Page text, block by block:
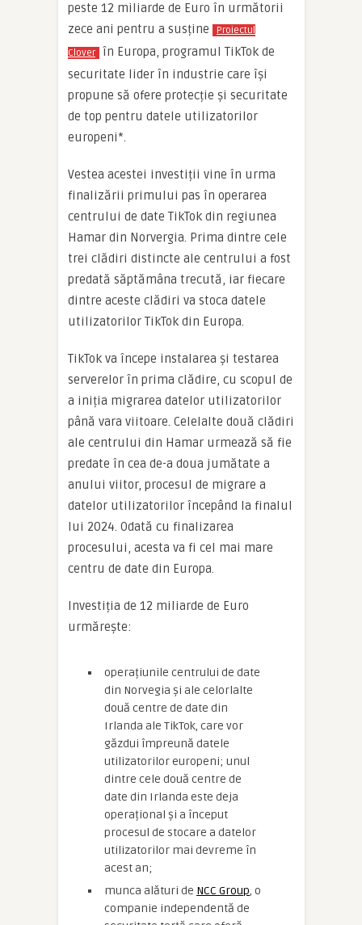
peste 12 miliarde de Euro în următorii
zece ani pentru a susține
Proiectul
Clover în Europa, programul TikTok de
securitate lider în industrie care își
propune să ofere protecție și securitate
de top pentru datele utilizatorilor
europeni*.
Vestea acestei investiții vine în urma
finalizării primului pas în operarea
centrului de date TikTok din regiunea
Hamar din Norvergia. Prima dintre cele
trei clădiri distincte ale centrului a fost
predată săptămâna trecută, iar fiecare
dintre aceste clădiri va stoca datele
utilizatorilor TikTok din Europa.
TikTok va începe instalarea și testarea
serverelor în prima clădire, cu scopul de
a iniția migrarea datelor utilizatorilor
până vara viitoare. Celelalte două clădiri
ale centrului din Hamar urmează să fie
predate în cea de-a doua jumătate a
anului viitor, procesul de migrare a
datelor utilizatorilor începând la finalul
lui 2024. Odată cu finalizarea
procesului, acesta va fi cel mai mare
centru de date din Europa.
Investiția de 12 miliarde de Euro
urmărește:
operațiunile centrului de date
din Norvegia și ale celorlalte
două centre de date din
Irlanda ale TikTok, care vor
găzdui împreună datele
utilizatorilor europeni; unul
dintre cele două centre de
date din Irlanda este deja
operațional și a început
procesul de stocare a datelor
utilizatorilor mai devreme în
acest an;
munca alături de NCC Group, o
companie independentă de